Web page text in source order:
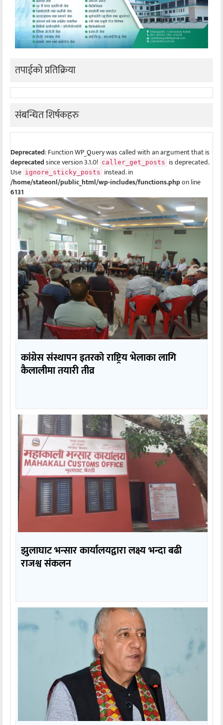
तपाईको प्रतिक्रिया
संबन्धित शिर्षकहरु
Deprecated: Function WP_Query was called with an argument that is
deprecatedsince version 3.1.0! caller_get_posts is deprecated.
Use ignore_sticky_posts instead. in
/home/stateonl/public_html/wp-includes/functions.phpon line
6131
कांग्रेस संस्थापन इतरको राष्ट्रिय भेलाका लागि
कैलालीमा तयारी तीव्र
झुलाघाट भन्सार कार्यालयद्वारा लक्ष्य भन्दा बढी
राजश्व संकलन